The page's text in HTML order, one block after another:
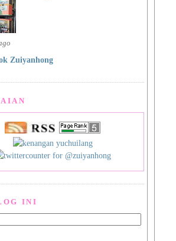
Zuiyanhong
INI